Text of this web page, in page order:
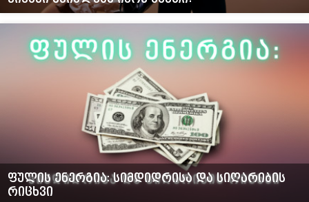
ფულის ენერგია: სიმდიდრისა და სიღარიბის
რიცხვი